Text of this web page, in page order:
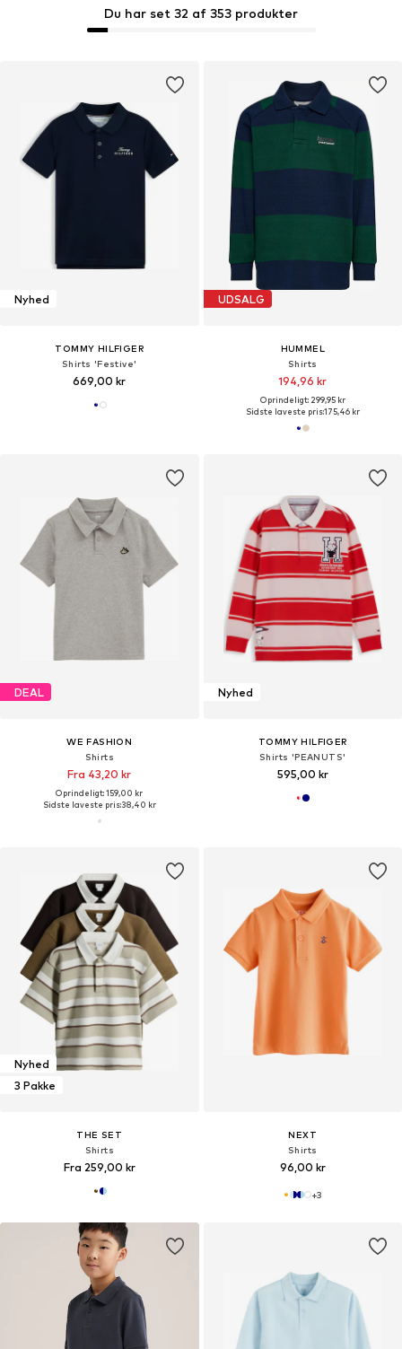
Nyhed
TOMMY HILFIGER
Shirts 'Festive'
669,00 kr
Du har set 32 af 353 produkter
UDSALG
HUMMEL
Shirts
194,96 kr
Oprindeligt: 299,95 kr
Sidste laveste pris:175,46 kr
DEAL
WE FASHION
Shirts
Fra 43,20 kr
Oprindeligt: 159,00 kr
Sidste laveste pris:38,40 kr
Nyhed
TOMMY HILFIGER
Shirts 'PEANUTS'
595,00 kr
Nyhed
3 Pakke
THE SET
Shirts
Fra 259,00 kr
NEXT
Shirts
96,00 kr
+3